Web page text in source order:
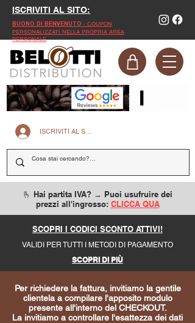
ISCRIVITI AL SITO:
BUONO DI BENVENUTO - COUPON
PERSONALIZZATI NELLA PROPRIA AREA
PERSONALE
ISCRIVITI AL SITO
🫰 Hai partita IVA? → Puoi usufruire dei
prezzi all'ingrosso: CLICCA QUA
SCOPRI I CODICI SCONTO ATTIVI!
VALIDI PER TUTTI I METODI DI PAGAMENTO
SCOPRI DI PIÙ
Per richiedere la fattura, invitiamo la gentile
clientela a compilare l'apposito modulo
presente all'interno del CHECKOUT.
La invitiamo a controllare l'esattezza dei dati